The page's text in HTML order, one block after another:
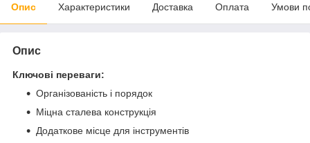
Опис Характеристики Доставка Оплата Умови
Опис
Ключові переваги:
Організованість і порядок
Міцна сталева конструкція
Додаткове місце для інструментів